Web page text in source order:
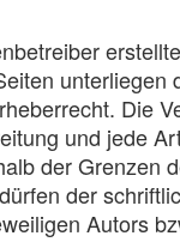
unterliegen
Die
und jede
der Grenzen
der
Autors